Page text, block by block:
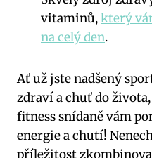
vitaminů,který
na celý den.
Ať už jste nadšený
zdraví a chuť do
fitness snídaně vám
energie a chutí!
příležitost